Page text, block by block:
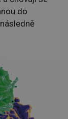
do